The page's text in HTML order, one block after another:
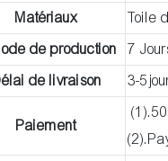
Matériaux
Toile
de production
7
de livraison
3-
Paiement